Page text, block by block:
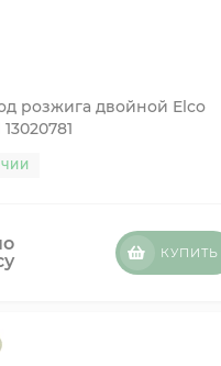
розжига двойной Elco
КУПИТЬ